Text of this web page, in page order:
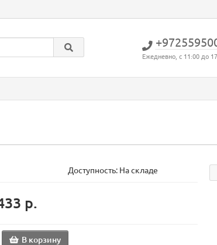
Ежедневно, с 11:00 до
Доступность: На складе
р.
В корзину